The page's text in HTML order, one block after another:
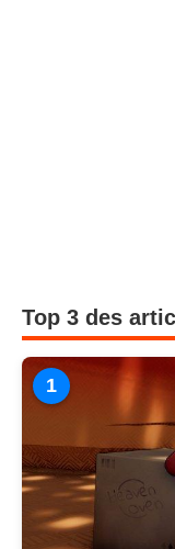
Top 3 des
1